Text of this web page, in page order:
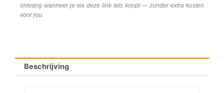
ontvang wanneer je via deze link iets koopt — zonder extra kosten
voor jou.
Beschrijving